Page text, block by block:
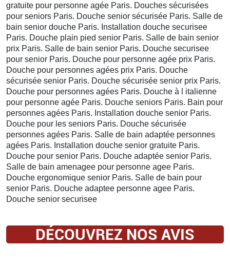
gratuite pour personne agée Paris. Douches sécurisées
pour seniors Paris. Douche senior sécurisée Paris. Salle de
bain senior douche Paris. Installation douche securisee
Paris. Douche plain pied senior Paris. Salle de bain senior
prix Paris. Salle de bain senior Paris. Douche securisee
pour senior Paris. Douche pour personne agée prix Paris.
Douche pour personnes agées prix Paris. Douche
sécurisée senior Paris. Douche sécurisée senior prix Paris.
Douche pour personnes agées Paris. Douche à l italienne
pour personne agée Paris. Douche seniors Paris. Bain pour
personnes agées Paris. Installation douche senior Paris.
Douche pour les seniors Paris. Douche sécurisée
personnes agées Paris. Salle de bain adaptée personnes
agées Paris. Installation douche senior gratuite Paris.
Douche pour senior Paris. Douche adaptée senior Paris.
Salle de bain amenagee pour personne agee Paris.
Douche ergonomique senior Paris. Salle de bain pour
senior Paris. Douche adaptee personne agee Paris.
Douche senior securisee
DÉCOUVREZ NOS AVIS